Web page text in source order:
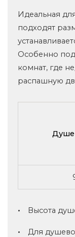
Идеальная
подходят
Особенно
комнат, где
распашную
Высота
Для